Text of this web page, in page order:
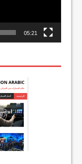
05:21